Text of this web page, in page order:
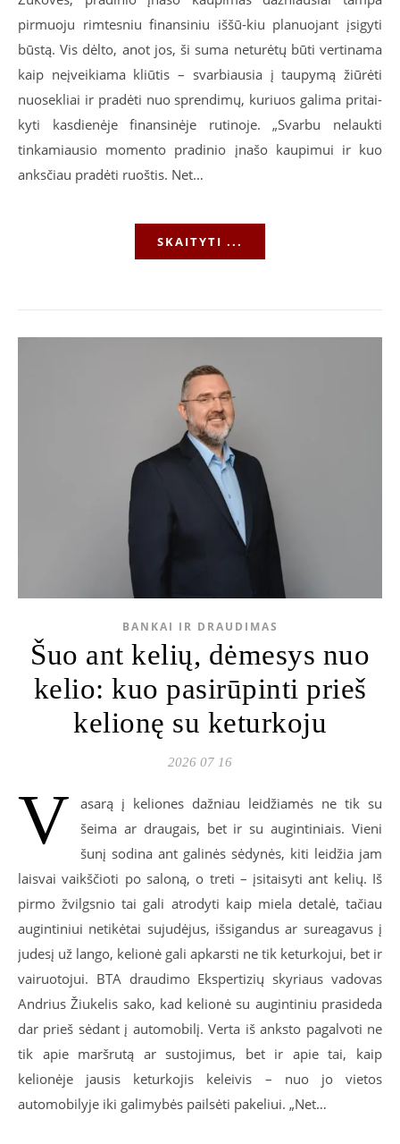
pirmuoju rimtesniu finansiniu iššū-kiu planuojant įsigyti
būstą. Vis dėlto, anot jos, ši suma neturėtų būti vertinama
kaip neįveikiama kliūtis – svarbiausia į taupymą žiūrėti
nuosekliai ir pradėti nuo sprendimų, kuriuos galima pritai-
kyti kasdienėje finansinėje rutinoje. „Svarbu nelaukti
tinkamiausio momento pradinio įnašo kaupimui ir kuo
anksčiau pradėti ruoštis. Net…
SKAITYTI ...
BANKAI IR DRAUDIMAS
Šuo ant kelių, dėmesys nuo
kelio: kuo pasirūpinti prieš
kelionę su keturkoju
2026 07 16
V
asarą į keliones dažniau leidžiamės ne tik su
šeima ar draugais, bet ir su augintiniais. Vieni
šunį sodina ant galinės sėdynės, kiti leidžia jam
laisvai vaikščioti po saloną, o treti – įsitaisyti ant kelių. Iš
pirmo žvilgsnio tai gali atrodyti kaip miela detalė, tačiau
augintiniui netikėtai sujudėjus, išsigandus ar sureagavus į
judesį už lango, kelionė gali apkarsti ne tik keturkojui, bet ir
vairuotojui. BTA draudimo Ekspertizių skyriaus vadovas
Andrius Žiukelis sako, kad kelionė su augintiniu prasideda
dar prieš sėdant į automobilį. Verta iš anksto pagalvoti ne
tik apie maršrutą ar sustojimus, bet ir apie tai, kaip
kelionėje jausis keturkojis keleivis – nuo jo vietos
automobilyje iki galimybės pailsėti pakeliui. „Net…